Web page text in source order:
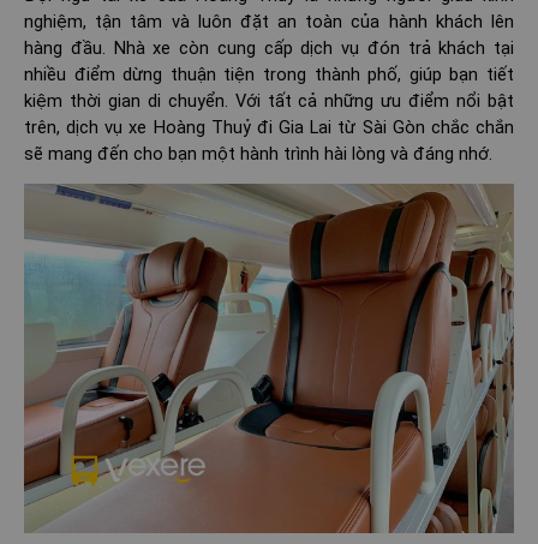
nghiệm, tận tâm và luôn đặt an toàn của hành khách lên
hàng đầu. Nhà xe còn cung cấp dịch vụ đón trả khách tại
nhiều điểm dừng thuận tiện trong thành phố, giúp bạn tiết
kiệm thời gian di chuyển. Với tất cả những ưu điểm nổi bật
trên, dịch vụ xe Hoàng Thuỷ đi Gia Lai từ Sài Gòn chắc chắn
sẽ mang đến cho bạn một hành trình hài lòng và đáng nhớ.